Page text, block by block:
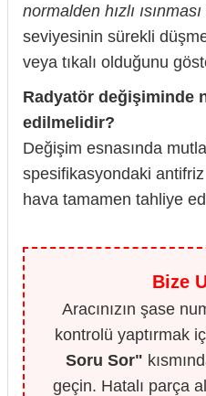
normalden hızlı ısınması
seviyesinin sürekli
veya tıkalı olduğunu
Radyatör değişiminde
edilmelidir?
Değişim esnasında
spesifikasyondaki
hava tamamen tahliye
Bize
Aracınızın şase
kontrolü yaptırmak
Soru Sor"
geçin. Hatalı parça